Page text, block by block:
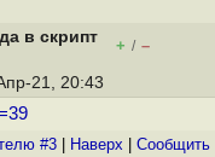
в скрипт
+ / –
21, 20:43
#3 Наверх
Cообщить